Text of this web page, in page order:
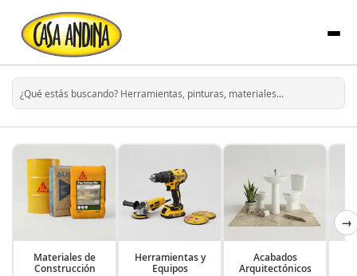
Materiales de
Construcción
Herramientas y
Equipos
Acabados
Arquitectónicos
→